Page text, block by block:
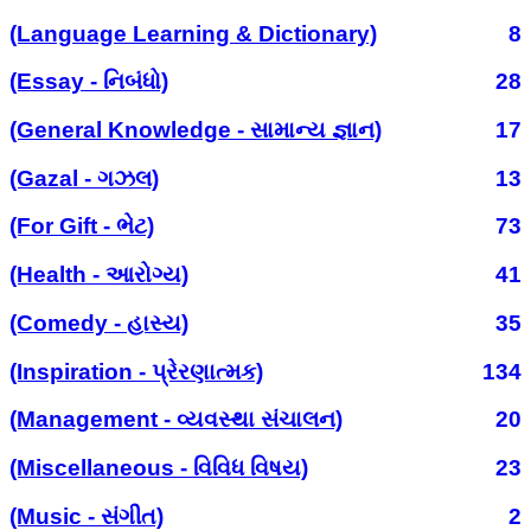
(Language Learning & Dictionary)
8
(Essay - નિબંધો)
28
(General Knowledge - સામાન્ય જ્ઞાન)
17
(Gazal - ગઝલ)
13
(For Gift - ભેટ)
73
(Health - આરોગ્ય)
41
(Comedy - હાસ્ય)
35
(Inspiration - પ્રેરણાત્મક)
134
(Management - વ્યવસ્થા સંચાલન)
20
(Miscellaneous - વિવિધ વિષય)
23
(Music - સંગીત)
2